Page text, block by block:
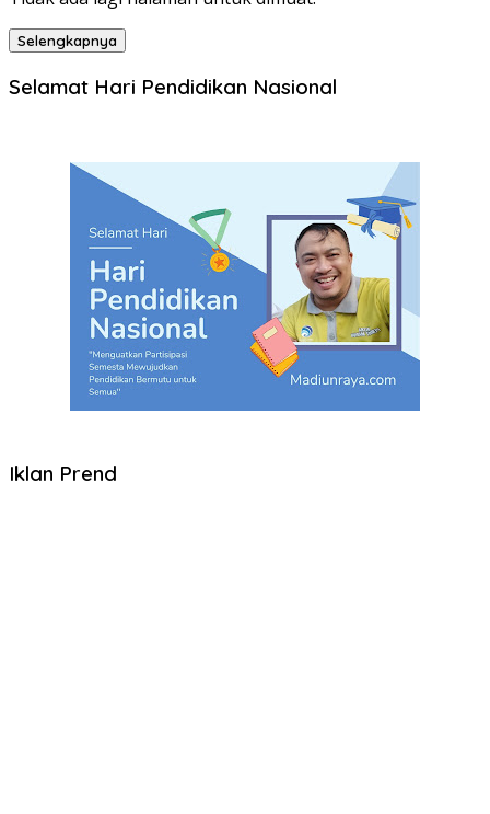
Selengkapnya
Selamat Hari Pendidikan Nasional
Iklan Prend